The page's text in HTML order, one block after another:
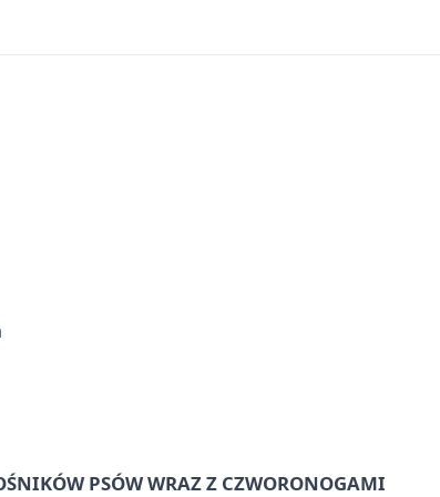
PSÓW WRAZ Z CZWORONOGAMI